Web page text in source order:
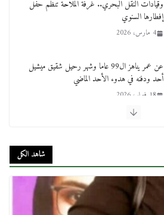
وقيادات النقل البحري.. غرفة الملاحة تنظم حفل
إفطارها السنوي
4 مارس، 2026
عن عمر يناهز ال99 عاما وشهر رحيل شقيق ميشيل
أحد ودفنه في هدوء الأحد الماضي
18 فبراير، 2026
لجنة النقل والمواصلات بمجلس النواب ترسم خارطة
طريق لتطوير المنظومة .. ومصيلحي يطالب بـ«لجان
شاهد الكل